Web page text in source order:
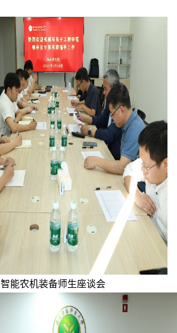
智能农机装备师生座谈会